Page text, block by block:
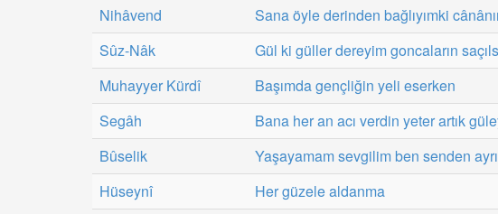
Nihâvend
Sana öyle derinden bağlıyımki
Sûz-Nâk
Gül ki güller dereyim goncaların
Muhayyer Kürdî
Başımda gençliğin yeli eserken
Segâh
Bana her an acı verdin yeter artık
Bûselik
Yaşayamam sevgilim ben senden ayrı
Hüseynî
Her güzele aldanma